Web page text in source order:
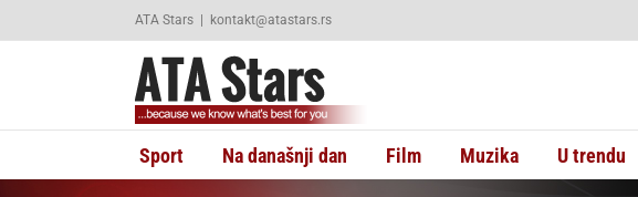
ATA Stars | kontakt@atastars.rs
Sport Na današnji dan Film Muzika U trendu